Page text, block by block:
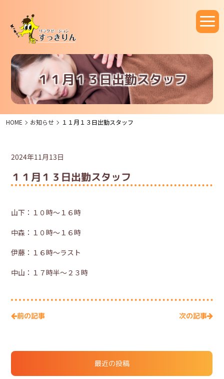
１１月１３日出勤スタッフ
HOME お知らせ １１月１３日出勤スタッフ
2024年11月13日
１１月１３日出勤スタッフ
山下：１０時～１６時
中森：１０時～１６時
伊藤：１６時～ラスト
中山：１７時半～２３時
前の記事 次の記事
最近の投稿